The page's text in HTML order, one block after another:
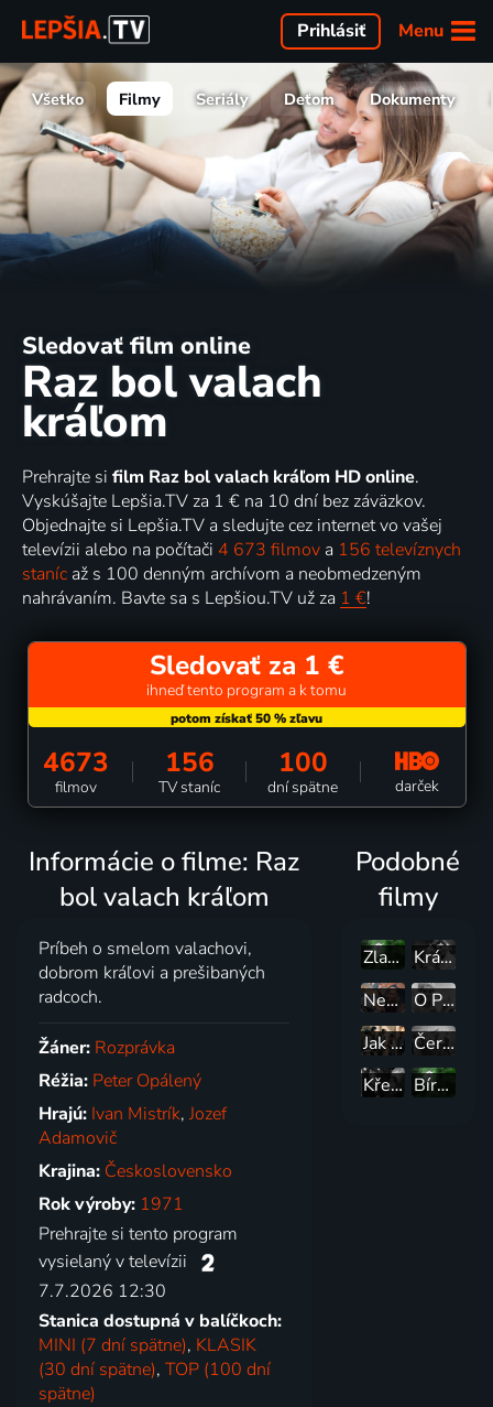
Menu
Prihlásiť
Všetko Filmy Seriály Deťom Dokumenty
Sledovať film online
Raz bol valach
kráľom
Prehrajte si film Raz bol valach kráľom HD online.
Vyskúšajte Lepšia.TV za 1 € na 10 dní bez záväzkov.
Objednajte si Lepšia.TV a sledujte cez internet vo vašej
televízii alebo na počítači 4 673 filmov a 156 televíznych
staníc až s 100 denným archívom a neobmedzeným
nahrávaním. Bavte sa s Lepšiou.TV už za 1 €!
Sledovať za 1 €
ihneď tento program a k tomu
4673
filmov
156
TV staníc
100
dní spätne darček
Informácie o filme: Raz
bol valach kráľom
Príbeh o smelom valachovi,
dobrom kráľovi a prešibaných
radcoch.
Žáner: Rozprávka
Réžia: Peter Opálený
Hrajú: Ivan Mistrík,Jozef
Adamovič
Krajina: Československo
Rok výroby: 1971
Prehrajte si tento program
vysielaný v televízii
7.7.2026 12:30
Stanica dostupná v balíčkoch:
MINI (7 dní spätne), KLASIK
(30 dní spätne),TOP (100 dní
spätne)
Podobné
filmy
Zlatá koza muzikantka
Král Honza
Nezbedná pohádka
O Pomněnce
Jak se ševcem šili čerti
Čert a Káča
Křesadlo
Bírbal a sprisahanci